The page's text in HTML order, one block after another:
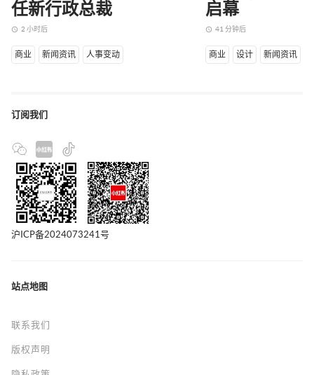
任新行政总裁
access_time 2 小时后
商业 新闻资讯 人事变动
启幕
access_time 41 分钟后
商业 设计 新闻资讯
订阅我们
沪ICP备2024073241号
站点地图
联系我们
版权声明